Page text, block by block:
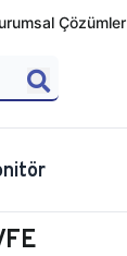
Çözümler